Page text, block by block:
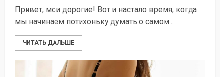
Привет, мои дорогие! Вот и настало время, когда
мы начинаем потихоньку думать о самом...
ЧИТАТЬ ДАЛЬШЕ